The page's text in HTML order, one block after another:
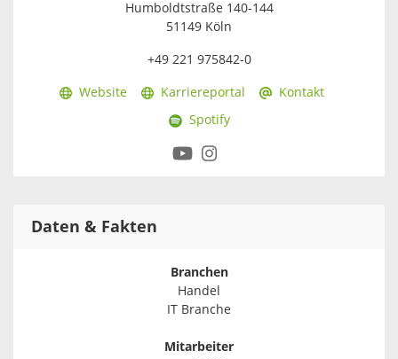
Humboldtstraße 140-144
51149 Köln
+49 221 975842-0
Website Karriereportal
Kontakt
Spotify
Daten & Fakten
Branchen
Handel
IT Branche
Mitarbeiter